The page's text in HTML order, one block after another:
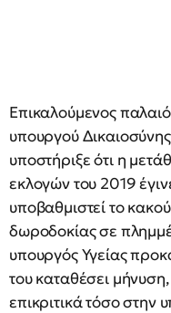
Επικαλούμενος
υπουργού
υποστήριξε ότι η
εκλογών του 2019
υποβαθμιστεί το
δωροδοκίας σε
υπουργός Υγείας
του καταθέσει
επικριτικά τόσο στην